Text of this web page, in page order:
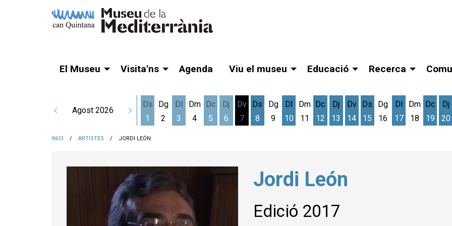
El Museu Visita'ns Agenda Viu el museu Educació Recerca
Agost 2026
Ds
1
Dg
2
Dl
3
Dm
4
Dc
5
Dj
6
Dv
7
Ds
8
Dg
9
Dl
10
Dm
11
Dc
12
Dj
13
Dv
14
Ds
15
Dg
16
Dl
17
Dm
18
Dc
19
Dj
20
INICI ARTISTES JORDI LEÓN
Jordi León
Edició 2017